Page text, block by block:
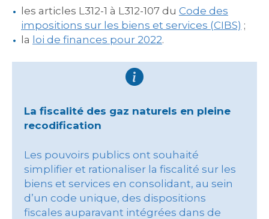
les articles L312-1 à L312-107 du Code des
impositions sur les biens et services (CIBS) ;
la loi de finances pour 2022.
La fiscalité des gaz naturels en pleine
recodification
Les pouvoirs publics ont souhaité
simplifier et rationaliser la fiscalité sur les
biens et services en consolidant, au sein
d’un code unique, des dispositions
fiscales auparavant intégrées dans de